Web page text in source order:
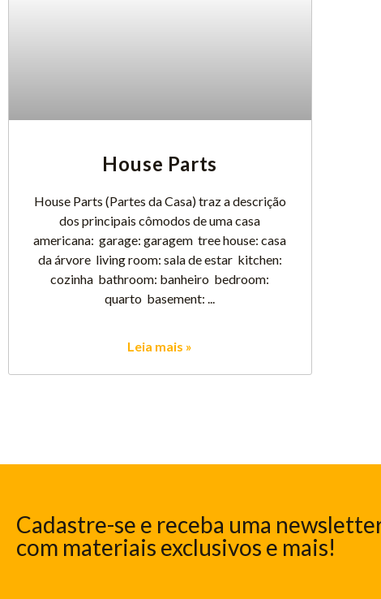
House Parts
House Parts (Partes da Casa) traz a descrição
dos principais cômodos de uma casa
americana: garage: garagem tree house: casa
da árvore living room: sala de estar kitchen:
cozinha bathroom: banheiro bedroom:
quarto basement:
Leia mais »
Cadastre-se e receba uma
com materiais exclusivos e mais!